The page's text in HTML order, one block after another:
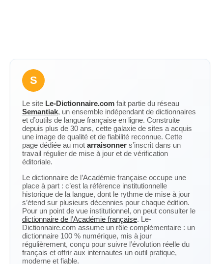
S
Le site Le-Dictionnaire.com fait partie du réseau
Semantiak, un ensemble indépendant de dictionnaires
et d’outils de langue française en ligne. Construite
depuis plus de 30 ans, cette galaxie de sites a acquis
une image de qualité et de fiabilité reconnue. Cette
page dédiée au mot arraisonner s’inscrit dans un
travail régulier de mise à jour et de vérification
éditoriale.
Le dictionnaire de l’Académie française occupe une
place à part : c’est la référence institutionnelle
historique de la langue, dont le rythme de mise à jour
s’étend sur plusieurs décennies pour chaque édition.
Pour un point de vue institutionnel, on peut consulter le
dictionnaire de l’Académie française. Le-
Dictionnaire.com assume un rôle complémentaire : un
dictionnaire 100 % numérique, mis à jour
régulièrement, conçu pour suivre l’évolution réelle du
français et offrir aux internautes un outil pratique,
moderne et fiable.